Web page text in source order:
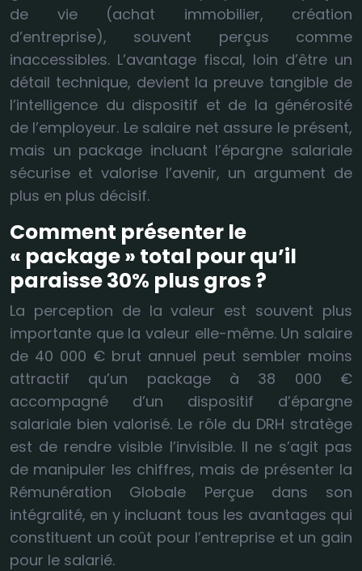
de vie (achat immobilier, création
d’entreprise), souvent perçus comme
inaccessibles. L’avantage fiscal, loin d’être un
détail technique, devient la preuve tangible de
l’intelligence du dispositif et de la générosité
de l’employeur. Le salaire net assure le présent,
mais un package incluant l’épargne salariale
sécurise et valorise l’avenir, un argument de
plus en plus décisif.
Comment présenter le
« package » total pour qu’il
paraisse 30% plus gros ?
La perception de la valeur est souvent plus
importante que la valeur elle-même. Un salaire
de 40 000 € brut annuel peut sembler moins
attractif qu’un package à 38 000 €
accompagné d’un dispositif d’épargne
salariale bien valorisé. Le rôle du DRH stratège
est de rendre visible l’invisible. Il ne s’agit pas
de manipuler les chiffres, mais de présenter la
Rémunération Globale Perçue dans son
intégralité, en y incluant tous les avantages qui
constituent un coût pour l’entreprise et un gain
pour le salarié.